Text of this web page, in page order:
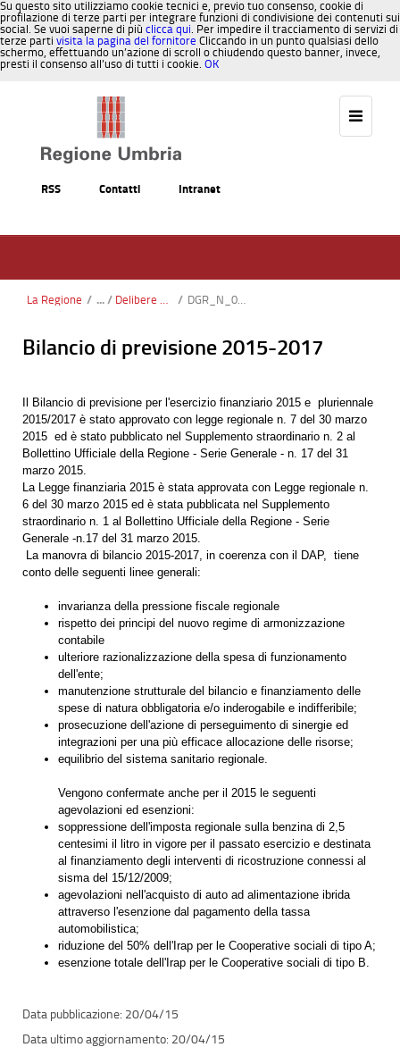
Su questo sito utilizziamo cookie tecnici e, previo tuo consenso, cookie di
profilazione di terze parti per integrare funzioni di condivisione dei contenuti sui
social. Se vuoi saperne di più clicca qui. Per impedire il tracciamento di servizi di
terze parti visita la pagina del fornitore Cliccando in un punto qualsiasi dello
schermo, effettuando un’azione di scroll o chiudendo questo banner, invece,
presti il consenso all’uso di tutti i cookie. OK
RSS Contatti Intranet
La Regione / Delibere di variazione / DGR_N_0981_31_08_2015.pdf
Bilancio di previsione 2015-2017
Il Bilancio di previsione per l'esercizio finanziario 2015 e pluriennale
2015/2017 è stato approvato con legge regionale n. 7 del 30 marzo
2015 ed è stato pubblicato nel Supplemento straordinario n. 2 al
Bollettino Ufficiale della Regione - Serie Generale - n. 17 del 31
marzo 2015.
La Legge finanziaria 2015 è stata approvata con Legge regionale n.
6 del 30 marzo 2015 ed è stata pubblicata nel Supplemento
straordinario n. 1 al Bollettino Ufficiale della Regione - Serie
Generale -n.17 del 31 marzo 2015.
La manovra di bilancio 2015-2017, in coerenza con il DAP, tiene
conto delle seguenti linee generali:
invarianza della pressione fiscale regionale
rispetto dei principi del nuovo regime di armonizzazione
contabile
ulteriore razionalizzazione della spesa di funzionamento
dell'ente;
manutenzione strutturale del bilancio e finanziamento delle
spese di natura obbligatoria e/o inderogabile e indifferibile;
prosecuzione dell'azione di perseguimento di sinergie ed
integrazioni per una più efficace allocazione delle risorse;
equilibrio del sistema sanitario regionale.
Vengono confermate anche per il 2015 le seguenti
agevolazioni ed esenzioni:
soppressione dell'imposta regionale sulla benzina di 2,5
centesimi il litro in vigore per il passato esercizio e destinata
al finanziamento degli interventi di ricostruzione connessi al
sisma del 15/12/2009;
agevolazioni nell'acquisto di auto ad alimentazione ibrida
attraverso l'esenzione dal pagamento della tassa
automobilistica;
riduzione del 50% dell'Irap per le Cooperative sociali di tipo A;
esenzione totale dell'Irap per le Cooperative sociali di tipo B.
20/04/15
20/04/15